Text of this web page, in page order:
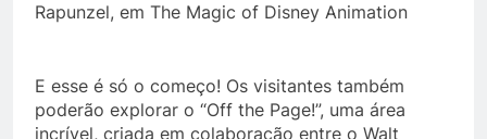
Rapunzel, em The Magic of Disney Animation
E esse é só o começo! Os visitantes também
poderão explorar o “Off the Page!”, uma área
incrível, criada em colaboração entre o Walt